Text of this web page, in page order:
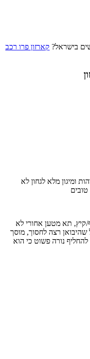
בישראל? קארזון פרו רכב
ומיגון מלא לגחון לא
חורף/קיץ, תא מטען אחורי לא
מפתח קרבה בשנתון 2018 בגלל שהיבואן רצה לחסוך, מוסך
נורה פשוט כי הוא